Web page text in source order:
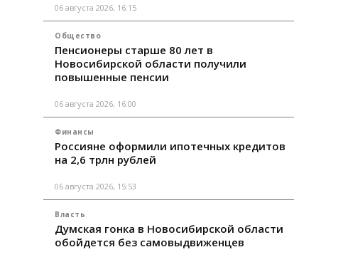
06 августа 2026, 16:15
Общество
Пенсионеры старше 80 лет в
Новосибирской области получили
повышенные пенсии
06 августа 2026, 16:00
Финансы
Россияне оформили ипотечных кредитов
на 2,6 трлн рублей
06 августа 2026, 15:53
Власть
Думская гонка в Новосибирской области
обойдется без самовыдвиженцев